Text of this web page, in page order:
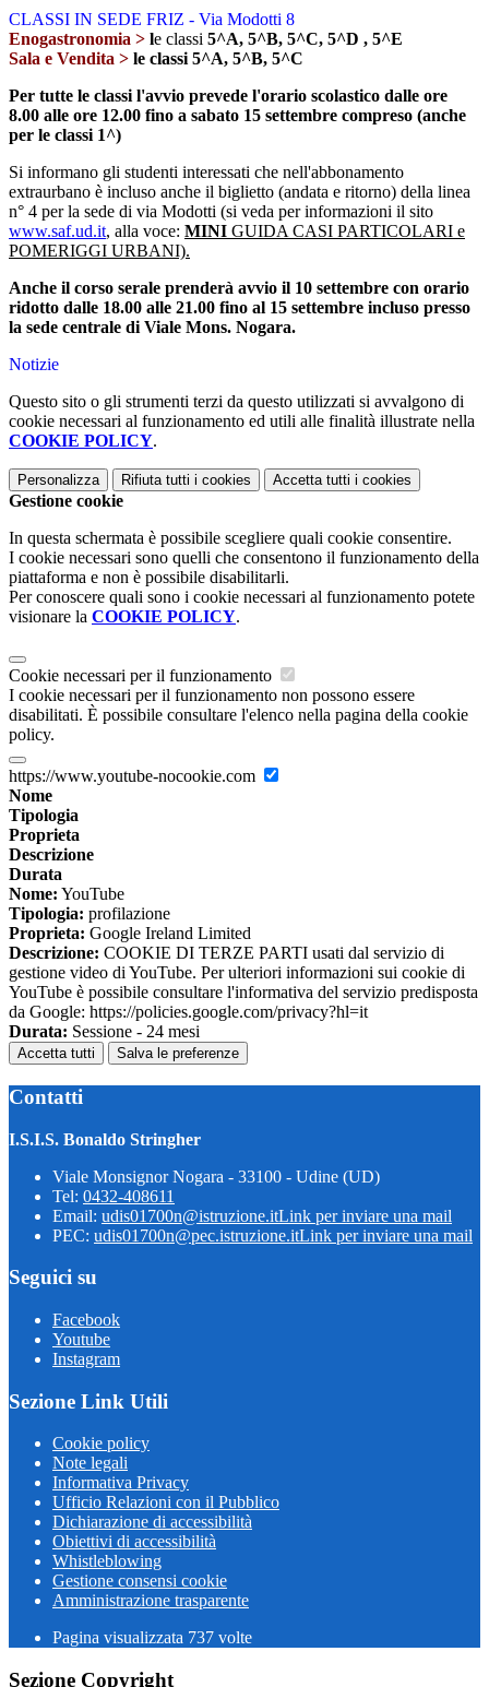
CLASSI IN SEDE FRIZ - Via Modotti 8
Enogastronomia > le classi 5^A, 5^B, 5^C, 5^D , 5^E
Sala e Vendita > le classi 5^A, 5^B, 5^C
Per tutte le classi l'avvio prevede l'orario scolastico dalle ore
8.00 alle ore 12.00 fino a sabato 15 settembre compreso (anche
per le classi 1^)
Si informano gli studenti interessati che nell'abbonamento
extraurbano è incluso anche il biglietto (andata e ritorno) della linea
n° 4 per la sede di via Modotti (si veda per informazioni il sito
www.saf.ud.it, alla voce: MINI GUIDA CASI PARTICOLARI e
POMERIGGI URBANI).
Anche il corso serale prenderà avvio il 10 settembre con orario
ridotto dalle 18.00 alle 21.00 fino al 15 settembre incluso presso
la sede centrale di Viale Mons. Nogara.
Notizie
Questo sito o gli strumenti terzi da questo utilizzati si avvalgono di
cookie necessari al funzionamento ed utili alle finalità illustrate nella
COOKIE POLICY.
Personalizza Rifiuta tutti i cookies Accetta tutti i cookies
Gestione cookie
In questa schermata è possibile scegliere quali cookie consentire.
I cookie necessari sono quelli che consentono il funzionamento della
piattaforma e non è possibile disabilitarli.
Per conoscere quali sono i cookie necessari al funzionamento potete
visionare la COOKIE POLICY.
Cookie necessari per il funzionamento
I cookie necessari per il funzionamento non possono essere
disabilitati. È possibile consultare l'elenco nella pagina della cookie
policy.
https://www.youtube-nocookie.com
Nome
Tipologia
Proprieta
Descrizione
Durata
Nome: YouTube
Tipologia: profilazione
Proprieta: Google Ireland Limited
Descrizione: COOKIE DI TERZE PARTI usati dal servizio di
gestione video di YouTube. Per ulteriori informazioni sui cookie di
YouTube è possibile consultare l'informativa del servizio predisposta
da Google: https://policies.google.com/privacy?hl=it
Durata: Sessione - 24 mesi
Accetta tutti Salva le preferenze
Contatti
I.S.I.S. Bonaldo Stringher
Viale Monsignor Nogara - 33100 - Udine (UD)
Tel: 0432-408611
Email: udis01700n@istruzione.itLink per inviare una mail
PEC: udis01700n@pec.istruzione.itLink per inviare una mail
Seguici su
Facebook
Youtube
Instagram
Sezione Link Utili
Cookie policy
Note legali
Informativa Privacy
Ufficio Relazioni con il Pubblico
Dichiarazione di accessibilità
Obiettivi di accessibilità
Whistleblowing
Gestione consensi cookie
Amministrazione trasparente
Pagina visualizzata 737 volte
Sezione Copyright